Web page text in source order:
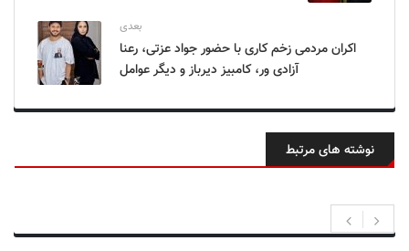
بعدی
اکران مردمی زخم کاری با حضور جواد عزتی، رعنا
آزادی ور، کامبیز دیرباز و دیگر عوامل
نوشته های مرتبط